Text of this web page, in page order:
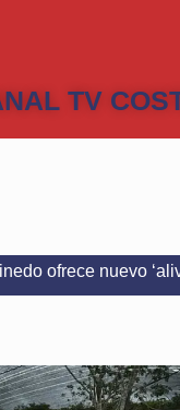
TV
‘alivio’ en